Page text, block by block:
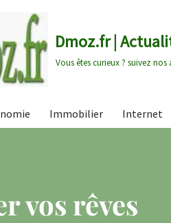
Dmoz.fr |
Vous êtes curieux ? suivez
Immobilier Internet
vos rêves